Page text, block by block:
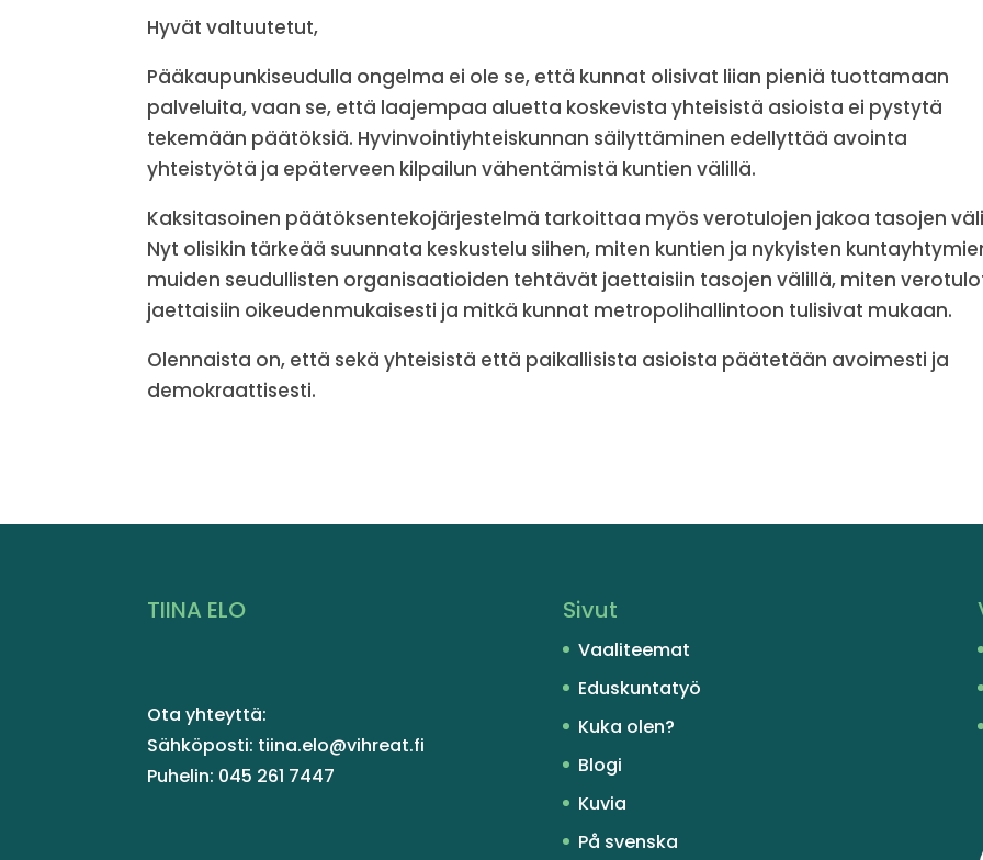
Hyvät valtuutetut,
Pääkaupunkiseudulla ongelma ei ole se, että kunnat olisivat liian pieniä tuottamaan
palveluita, vaan se, että laajempaa aluetta koskevista yhteisistä asioista ei pystytä
tekemään päätöksiä. Hyvinvointiyhteiskunnan säilyttäminen edellyttää avointa
yhteistyötä ja epäterveen kilpailun vähentämistä kuntien välillä.
Kaksitasoinen päätöksentekojärjestelmä tarkoittaa myös verotulojen jakoa tasojen
Nyt olisikin tärkeää suunnata keskustelu siihen, miten kuntien ja nykyisten
muiden seudullisten organisaatioiden tehtävät jaettaisiin tasojen välillä, miten
jaettaisiin oikeudenmukaisesti ja mitkä kunnat metropolihallintoon tulisivat mukaan.
Olennaista on, että sekä yhteisistä että paikallisista asioista päätetään avoimesti ja
demokraattisesti.
TIINA ELO
Ota yhteyttä:
Sähköposti: tiina.elo@vihreat.fi
Puhelin: 045 261 7447
Sivut
Vaaliteemat
Eduskuntatyö
Kuka olen?
Blogi
Kuvia
På svenska